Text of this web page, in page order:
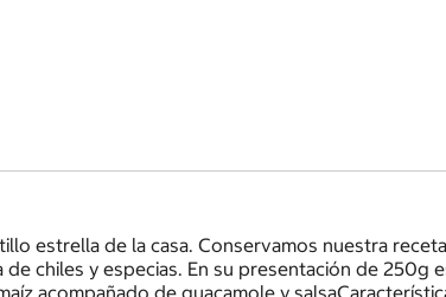
estrella de la casa. Conservamos nuestra
chiles y especias. En su presentación de
acompañado de guacamole y